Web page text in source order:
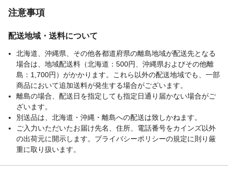
注意事項
配送地域・送料について
北海道、沖縄県、その他各都道府県の離島地域が配送先となる
場合は、地域配送料（北海道：500円、沖縄県およびその他離
島：1,700円）がかかります。これら以外の配送地域でも、一部
商品において追加送料が発生する場合がございます。
離島の場合、配送日を指定しても指定日通り届かない場合がご
ざいます。
別送品は、北海道・沖縄・離島への配送は致しかねます。
ご入力いただいたお届け先名、住所、電話番号をカインズ以外
の出荷元に開示します。プライバシーポリシーの規定に則り厳
重に取り扱います。